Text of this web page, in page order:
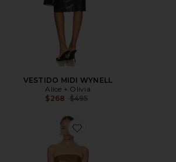
VESTIDO MIDI WYNELL
Alice + Olivia
$268 Previous price:
$495
Favorite SET FALDAS NADIRA